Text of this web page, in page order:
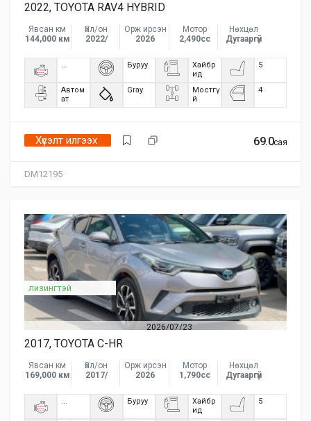
DM12195
2022, TOYOTA RAV4 HYBRID
Явсан км
144,000 км
Үйл/он
2022/
Орж ирсэн
2026
Мотор
2,490сс
Нөхцөл
Дугааргүй
... Буруу
Хайбр
ид
5
Автом
ат
Gray
Мостгү
й
4
69.0сая
Хүсэлт илгээх
2026/07/23
лизингтэй
2017, TOYOTA C-HR
Явсан км
169,000 км
Үйл/он
2017/
Орж ирсэн
2026
Мотор
1,790сс
Нөхцөл
Дугааргүй
... Буруу
Хайбр
ид
5